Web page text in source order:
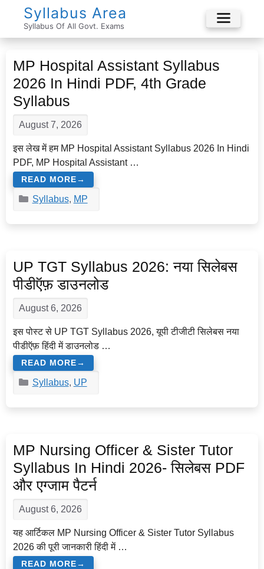
Syllabus Area
Syllabus Of All Govt. Exams
Menu
MP Hospital Assistant Syllabus
2026 In Hindi PDF, 4th Grade
Syllabus
August 7, 2026
इस लेख में हम MP Hospital Assistant Syllabus 2026 In Hindi
PDF, MP Hospital Assistant …
READ MORE
Categories
Syllabus, MP
UP TGT Syllabus 2026: नया सिलेबस
पीडीऍफ़ डाउनलोड
August 6, 2026
इस पोस्ट से UP TGT Syllabus 2026, यूपी टीजीटी सिलेबस नया
पीडीऍफ़ हिंदी में डाउनलोड …
READ MORE
Categories
Syllabus, UP
MP Nursing Officer & Sister Tutor
Syllabus In Hindi 2026- सिलेबस PDF
और एग्जाम पैटर्न
August 6, 2026
यह आर्टिकल MP Nursing Officer & Sister Tutor Syllabus
2026 की पूरी जानकारी हिंदी में …
READ MORE